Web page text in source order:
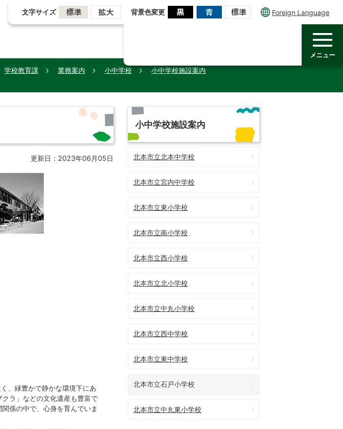
文字サイズ 背景色変更 Foreign Language
メニュー
学校教育課 業務案内 小中学校
小中学校施設案内
更新日：2023年06月05日
、緑豊かで静かな環境下にあ
ラ」などの文化遺産も豊富で
係の中で、心身を育んでいま
小中学校施設案内
北本市立北本中学校
北本市立宮内中学校
北本市立東小学校
北本市立南小学校
北本市立西小学校
北本市立北小学校
北本市立中丸小学校
北本市立西中学校
北本市立東中学校
北本市立石戸小学校
北本市立中丸東小学校